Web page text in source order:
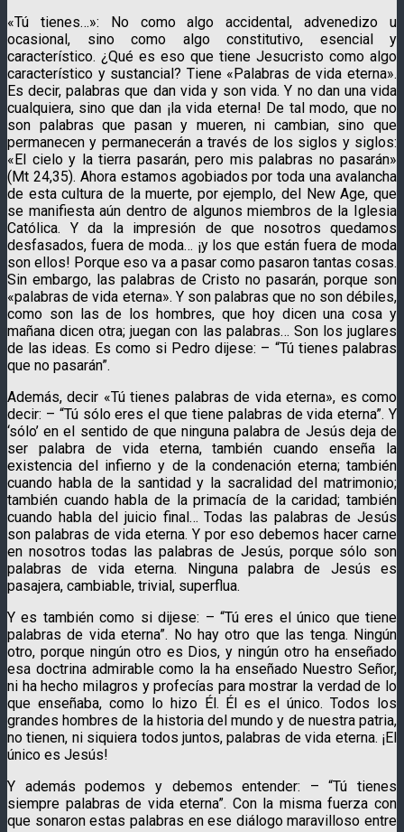
«Tú tienes…»: No como algo accidental, advenedizo u
ocasional, sino como algo constitutivo, esencial y
característico. ¿Qué es eso que tiene Jesucristo como algo
característico y sustancial? Tiene «Palabras de vida eterna».
Es decir, palabras que dan vida y son vida. Y no dan una vida
cualquiera, sino que dan ¡la vida eterna! De tal modo, que no
son palabras que pasan y mueren, ni cambian, sino que
permanecen y permanecerán a través de los siglos y siglos:
«El cielo y la tierra pasarán, pero mis palabras no pasarán»
(Mt 24,35). Ahora estamos agobiados por toda una avalancha
de esta cultura de la muerte, por ejemplo, del New Age, que
se manifiesta aún dentro de algunos miembros de la Iglesia
Católica. Y da la impresión de que nosotros quedamos
desfasados, fuera de moda… ¡y los que están fuera de moda
son ellos! Porque eso va a pasar como pasaron tantas cosas.
Sin embargo, las palabras de Cristo no pasarán, porque son
«palabras de vida eterna». Y son palabras que no son débiles,
como son las de los hombres, que hoy dicen una cosa y
mañana dicen otra; juegan con las palabras… Son los juglares
de las ideas. Es como si Pedro dijese: – “Tú tienes palabras
que no pasarán”.
Además, decir «Tú tienes palabras de vida eterna», es como
decir: – “Tú sólo eres el que tiene palabras de vida eterna”. Y
‘sólo’ en el sentido de que ninguna palabra de Jesús deja de
ser palabra de vida eterna, también cuando enseña la
existencia del infierno y de la condenación eterna; también
cuando habla de la santidad y la sacralidad del matrimonio;
también cuando habla de la primacía de la caridad; también
cuando habla del juicio final… Todas las palabras de Jesús
son palabras de vida eterna. Y por eso debemos hacer carne
en nosotros todas las palabras de Jesús, porque sólo son
palabras de vida eterna. Ninguna palabra de Jesús es
pasajera, cambiable, trivial, superflua.
Y es también como si dijese: – “Tú eres el único que tiene
palabras de vida eterna”. No hay otro que las tenga. Ningún
otro, porque ningún otro es Dios, y ningún otro ha enseñado
esa doctrina admirable como la ha enseñado Nuestro Señor,
ni ha hecho milagros y profecías para mostrar la verdad de lo
que enseñaba, como lo hizo Él. Él es el único. Todos los
grandes hombres de la historia del mundo y de nuestra patria,
no tienen, ni siquiera todos juntos, palabras de vida eterna. ¡El
único es Jesús!
Y además podemos y debemos entender: – “Tú tienes
siempre palabras de vida eterna”. Con la misma fuerza con
que sonaron estas palabras en ese diálogo maravilloso entre